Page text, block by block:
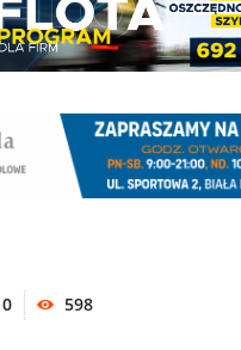
0 598